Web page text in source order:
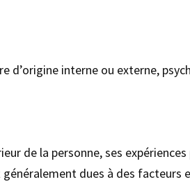
d’origine interne ou externe,
de la personne, ses
dues à des